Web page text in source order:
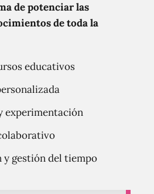
de potenciar las
de toda la
educativos
experimentación
y gestión del tiempo